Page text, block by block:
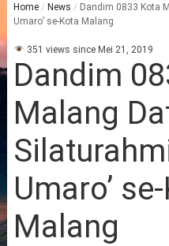
Home / News / Dandim 0833 Kota
Umaro’ se-Kota Malang
351 views since Mei 21, 2019
Dandim
Malang
Umaro’
Malang